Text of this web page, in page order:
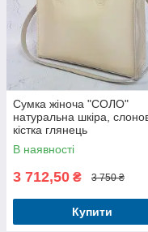
Сумка жіноча "СОЛО"
натуральна шкіра,
кістка глянець
В наявності
3 712,50 ₴ 3 750 ₴
Купити